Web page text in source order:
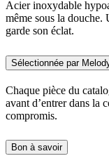
Acier inoxydable
même sous la
garde son éclat.
Sélectionnée par
Chaque pièce du
avant d’entrer dans la
compromis.
Bon à savoir